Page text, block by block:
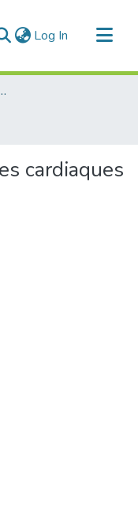
Log In (current)
et Electronique
cardiaques